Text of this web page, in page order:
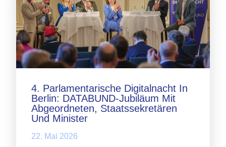
4. Parlamentarische Digitalnacht In
Berlin: DATABUND-Jubiläum Mit
Abgeordneten, Staatssekretären
Und Minister
22. Mai 2026